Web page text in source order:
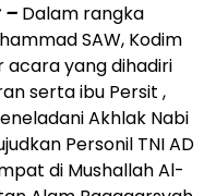
– Dalam rangka
SAW, Kodim
yang dihadiri
serta ibu Persit ,
Akhlak Nabi
Personil TNI AD
di Mushallah Al-